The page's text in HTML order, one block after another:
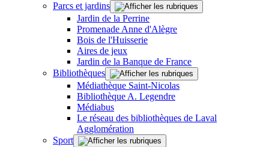
Parcs et jardins
Jardin de la Perrine
Promenade Anne d'Alègre
Bois de l'Huisserie
Aires de jeux
Jardin de la Banque de France
Bibliothèques
Médiathèque Saint-Nicolas
Bibliothèque A. Legendre
Médiabus
Le réseau des bibliothèques de Laval
Agglomération
Sport